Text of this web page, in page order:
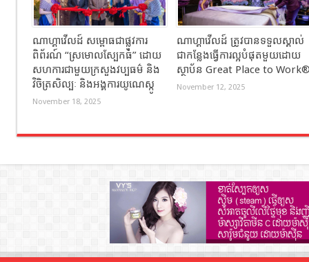
ណាហ្គាវើលដ៍ សម្ពោធជាផ្លូវការ
ពិព័រណ៍ “ស្រមោលស្បែកធំ” ដោយ
សហការជាមួយក្រសួងវប្បធម៌ និង
វិចិត្រសិល្បៈ និងអង្គការយូណេស្កូ
November 18, 2025
ណាហ្គាវើលដ៍ ត្រូវបានទទួលស្គាល់
ជាកន្លែងធ្វើការល្អបំផុតមួយដោយ
ស្ថាប័ន Great Place to
November 12, 2025